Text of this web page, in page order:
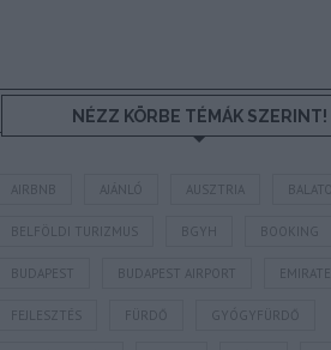
NÉZZ KÖRBE TÉMÁK SZERINT!
AIRBNB AJÁNLÓ AUSZTRIA
BELFÖLDI TURIZMUS BGYH BOOKING
BUDAPEST BUDAPEST AIRPORT EMIRATES
FEJLESZTÉS FÜRDŐ GYÓGYFÜRDŐ